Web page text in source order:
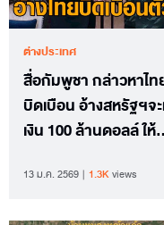
ต่างประเทศ
สื่อกัมพูชา กล่าวหาไท
บิดเบือน อ้างสหรัฐฯจ
เงิน 100 ล้านดอลล์ ให้
13 ม.ค. 2569 1.3Kviews